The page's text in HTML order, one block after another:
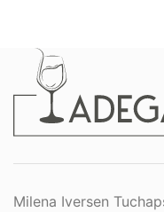
Milena Iversen